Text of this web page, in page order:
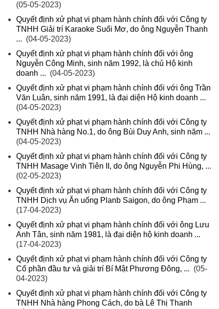
(05-05-2023)
Quyết định xử phạt vi phạm hành chính đối với Công ty
TNHH Giải trí Karaoke Suối Mơ, do ông Nguyễn Thanh
... (04-05-2023)
Quyết định xử phạt vi phạm hành chính đối với ông
Nguyễn Công Minh, sinh năm 1992, là chủ Hộ kinh
doanh ... (04-05-2023)
Quyết định xử phạt vi phạm hành chính đối với ông Trần
Văn Luân, sinh năm 1991, là đại diện Hộ kinh doanh ...
(04-05-2023)
Quyết định xử phạt vi phạm hành chính đối với Công ty
TNHH Nhà hàng No.1, do ông Bùi Duy Anh, sinh năm ...
(04-05-2023)
Quyết định xử phạt vi phạm hành chính đối với Công ty
TNHH Masage Vinh Tiên II, do ông Nguyễn Phi Hùng, ...
(02-05-2023)
Quyết định xử phạt vi phạm hành chính đối với Công ty
TNHH Dịch vụ Ăn uống Planb Saigon, do ông Phạm ...
(17-04-2023)
Quyết định xử phạt vi phạm hành chính đối với ông Lưu
Anh Tân, sinh năm 1981, là đại diện hộ kinh doanh ...
(17-04-2023)
Quyết định xử phạt vi phạm hành chính đối với Công ty
Cổ phần đầu tư và giải trí Bí Mật Phương Đông, ... (05-
04-2023)
Quyết định xử phạt vi phạm hành chính đối với Công ty
TNHH Nhà hàng Phong Cách, do bà Lê Thị Thanh